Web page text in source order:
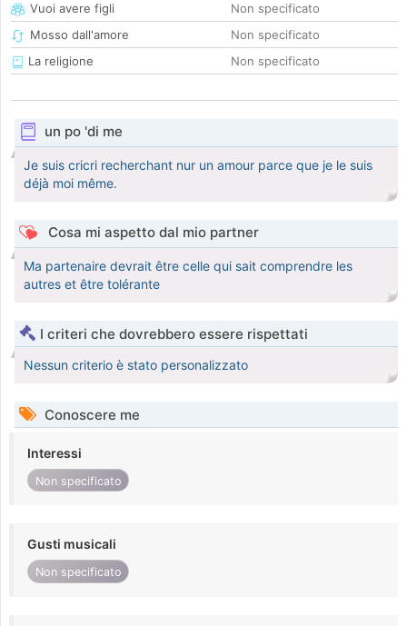
Vuoi avere figli
Non specificato
Mosso dall'amore
Non specificato
La religione
Non specificato
un po 'di me
Je suis cricri recherchant nur un amour parce que je le suis
déjà moi même.
Cosa mi aspetto dal mio partner
Ma partenaire devrait être celle qui sait comprendre les
autres et être tolérante
I criteri che dovrebbero essere rispettati
Nessun criterio è stato personalizzato
Conoscere me
Interessi
Non specificato
Gusti musicali
Non specificato